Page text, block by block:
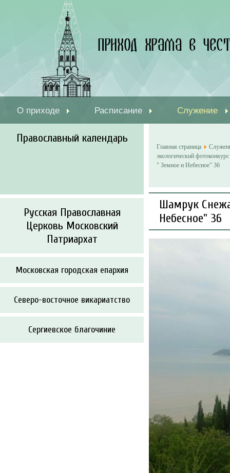
О приходе Расписание Служение
Православный календарь
Русская Православная
Церковь Московский
Патриархат
Московская городская епархия
Северо-восточное викариатство
Сергиевское благочиние
Главная страница
экологический
" Земное и Небесное" 36
Шамрук
Небесное" 36